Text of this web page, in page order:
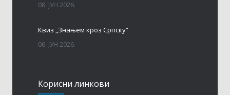
08. ЈУН 2026.
Квиз „Знањем кроз Српску“
06. ЈУН 2026.
06. ЈУН 2026.
Корисни линкови